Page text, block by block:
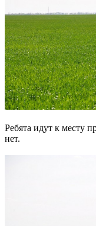
Ребята идут к месту
нет.